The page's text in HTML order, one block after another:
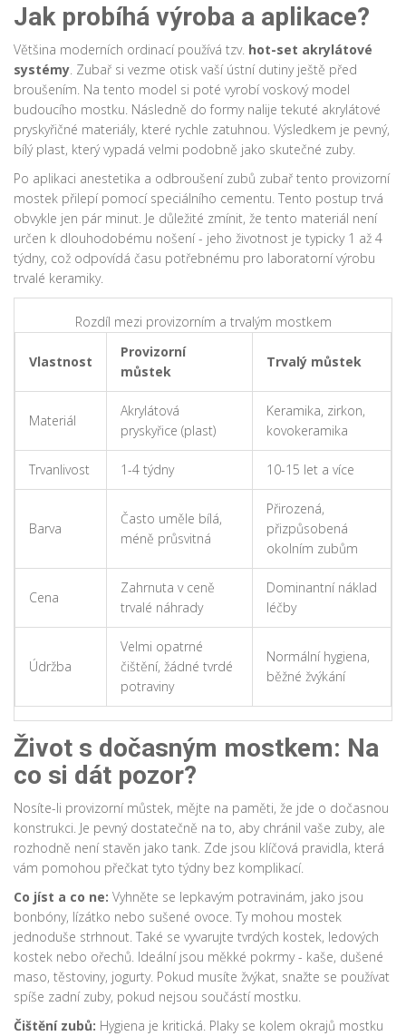
Jak probíhá výroba a aplikace?
Většina moderních ordinací používá tzv. hot-set akrylátové
systémy. Zubař si vezme otisk vaší ústní dutiny ještě před
broušením. Na tento model si poté vyrobí voskový model
budoucího mostku. Následně do formy nalije tekuté akrylátové
pryskyřičné materiály, které rychle zatuhnou. Výsledkem je pevný,
bílý plast, který vypadá velmi podobně jako skutečné zuby.
Po aplikaci anestetika a odbroušení zubů zubař tento provizorní
mostek přilepí pomocí speciálního cementu. Tento postup trvá
obvykle jen pár minut. Je důležité zmínit, že tento materiál není
určen k dlouhodobému nošení - jeho životnost je typicky 1 až 4
týdny, což odpovídá času potřebnému pro laboratorní výrobu
trvalé keramiky.
Rozdíl mezi provizorním a trvalým mostkem
Vlastnost
Provizorní
můstek
Trvalý můstek
Materiál
Akrylátová
pryskyřice (plast)
Keramika, zirkon,
kovokeramika
Trvanlivost 1-4 týdny 10-15 let a více
Barva
Často uměle bílá,
méně průsvitná
Přirozená,
přizpůsobená
okolním zubům
Cena
Zahrnuta v ceně
trvalé náhrady
Dominantní náklad
léčby
Údržba
Velmi opatrné
čištění, žádné tvrdé
potraviny
Normální hygiena,
běžné žvýkání
Život s dočasným mostkem: Na
co si dát pozor?
Nosíte-li provizorní můstek, mějte na paměti, že jde o dočasnou
konstrukci. Je pevný dostatečně na to, aby chránil vaše zuby, ale
rozhodně není stavěn jako tank. Zde jsou klíčová pravidla, která
vám pomohou přečkat tyto týdny bez komplikací.
Co jíst a co ne: Vyhněte se lepkavým potravinám, jako jsou
bonbóny, lízátko nebo sušené ovoce. Ty mohou mostek
jednoduše strhnout. Také se vyvarujte tvrdých kostek, ledových
kostek nebo ořechů. Ideální jsou měkké pokrmy - kaše, dušené
maso, těstoviny, jogurty. Pokud musíte žvýkat, snažte se používat
spíše zadní zuby, pokud nejsou součástí mostku.
Čištění zubů: Hygiena je kritická. Plaky se kolem okrajů mostku